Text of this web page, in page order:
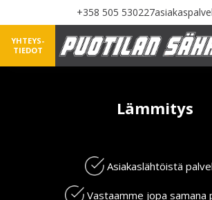
+358 505 530227
YHTEYS-
TIEDOT
Lämmitys
Asiakaslähtöistä
Vastaamme jopa samana